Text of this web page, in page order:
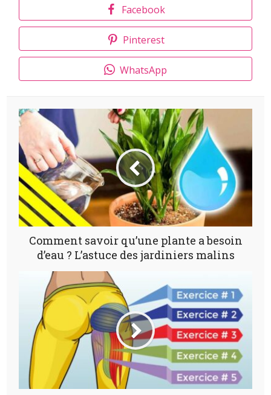
Facebook
Pinterest
WhatsApp
Comment savoir qu’une plante a besoin
d’eau ? L’astuce des jardiniers malins